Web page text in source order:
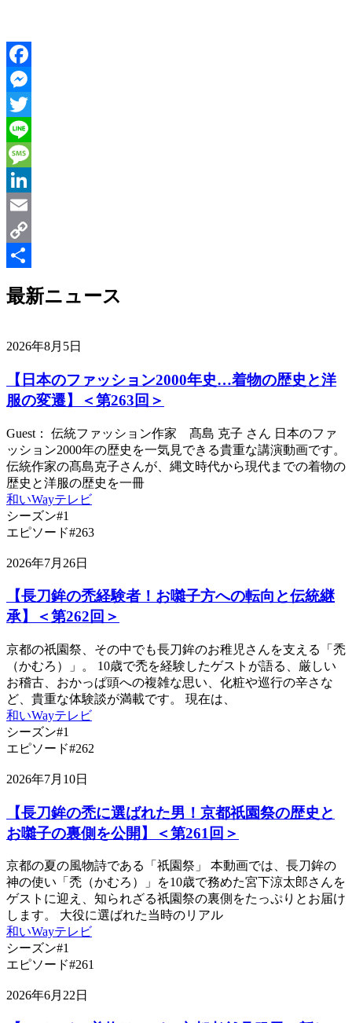
最新ニュース
2026年8月5日
【日本のファッション2000年史…着物の歴史と洋
服の変遷】＜第263回＞
Guest： 伝統ファッション作家 髙島 克子 さん 日本のファ
ッション2000年の歴史を一気見できる貴重な講演動画です。
伝統作家の髙島克子さんが、縄文時代から現代までの着物の
歴史と洋服の歴史を一冊
和いWayテレビ
シーズン#1
エピソード#263
2026年7月26日
【長刀鉾の禿経験者！お囃子方への転向と伝統継
承】＜第262回＞
京都の祇園祭、その中でも長刀鉾のお稚児さんを支える「禿
（かむろ）」。 10歳で禿を経験したゲストが語る、厳しい
お稽古、おかっぱ頭への複雑な思い、化粧や巡行の辛さな
ど、貴重な体験談が満載です。 現在は、
和いWayテレビ
シーズン#1
エピソード#262
2026年7月10日
【長刀鉾の禿に選ばれた男！京都祇園祭の歴史と
お囃子の裏側を公開】＜第261回＞
京都の夏の風物詩である「祇園祭」 本動画では、長刀鉾の
神の使い「禿（かむろ）」を10歳で務めた宮下涼太郎さんを
ゲストに迎え、知られざる祇園祭の裏側をたっぷりとお届け
します。 大役に選ばれた当時のリアル
和いWayテレビ
シーズン#1
エピソード#261
2026年6月22日